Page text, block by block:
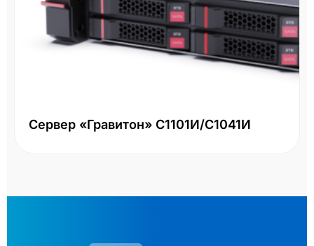
Сервер «Гравитон» С1101И/С1041И